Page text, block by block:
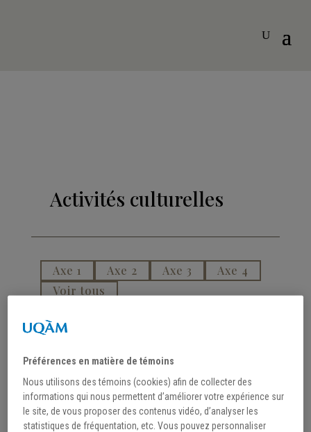
Activités culturelles
Axe 1 Axe 2 Axe 3
Axe 4
Voir tous
31
2026
Appel à souscriptions |
Pauline Valade, «Il faudrait
toujours avoir la plume à la
main. Les Annales de Nicolas
Menin (1724-1725)»
octobre 31, 2026
Préférences en matière de témoins
Nous utilisons des témoins (cookies) afin de collecter des
informations qui nous permettent d’améliorer votre expérience sur
le site, de vous proposer des contenus vidéo, d’analyser les
statistiques de fréquentation, etc. Vous pouvez personnaliser